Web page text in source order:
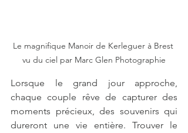
Le magnifique Manoir de Kerleguer à Brest
vu du ciel par Marc Glen Photographie
Lorsque le grand jour approche,
chaque couple rêve de capturer des
moments précieux, des souvenirs qui
dureront une vie entière. Trouver le